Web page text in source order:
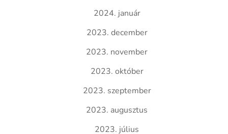
2024. január
2023. december
2023. november
2023. október
2023. szeptember
2023. augusztus
2023. július